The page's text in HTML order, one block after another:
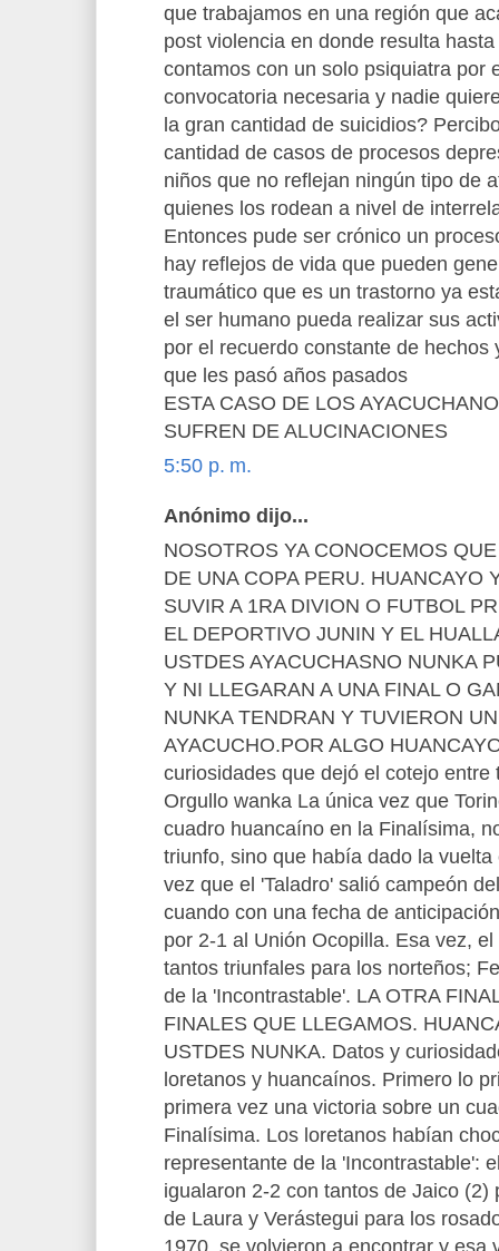
que trabajamos en una región que
post violencia en donde resulta
contamos con un solo psiquiatra por
convocatoria necesaria y nadie
la gran cantidad de suicidios?
cantidad de casos de procesos
niños que no reflejan ningún tipo de
quienes los rodean a nivel de
Entonces pude ser crónico un
hay reflejos de vida que pueden
traumático que es un trastorno ya
el ser humano pueda realizar sus
por el recuerdo constante de hechos
que les pasó años pasados
ESTA CASO DE LOS
SUFREN DE ALUCINACIONES
5:50 p. m.
Anónimo dijo...
NOSOTROS YA CONOCEMOS
DE UNA COPA PERU. HUANCAYO
SUVIR A 1RA DIVION O FUTBOL
EL DEPORTIVO JUNIN Y EL
USTDES AYACUCHASNO NUNKA
Y NI LLEGARAN A UNA FINAL O
NUNKA TENDRAN Y TUVIERON
AYACUCHO.POR ALGO
curiosidades que dejó el cotejo
Orgullo wanka La única vez que
cuadro huancaíno en la Finalísima,
triunfo, sino que había dado la
vez que el 'Taladro' salió campeón
cuando con una fecha de
por 2-1 al Unión Ocopilla. Esa vez,
tantos triunfales para los norteños;
de la 'Incontrastable'. LA OTRA
FINALES QUE LLEGAMOS.
USTDES NUNKA. Datos y
loretanos y huancaínos. Primero lo
primera vez una victoria sobre un
Finalísima. Los loretanos habían
representante de la 'Incontrastable':
igualaron 2-2 con tantos de Jaico (2)
de Laura y Verástegui para los